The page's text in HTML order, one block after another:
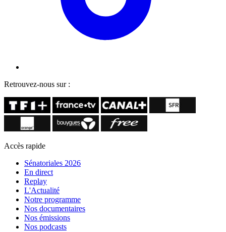
Retrouvez-nous sur :
Accès rapide
Sénatoriales 2026
En direct
Replay
L'Actualité
Notre programme
Nos documentaires
Nos émissions
Nos podcasts